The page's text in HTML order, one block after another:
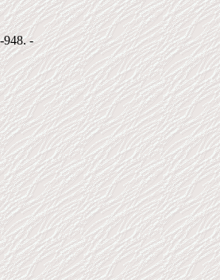
948. -